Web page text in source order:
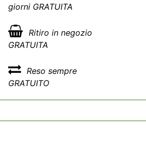
giorni GRATUITA
Ritiro in negozio
GRATUITA
Reso sempre
GRATUITO